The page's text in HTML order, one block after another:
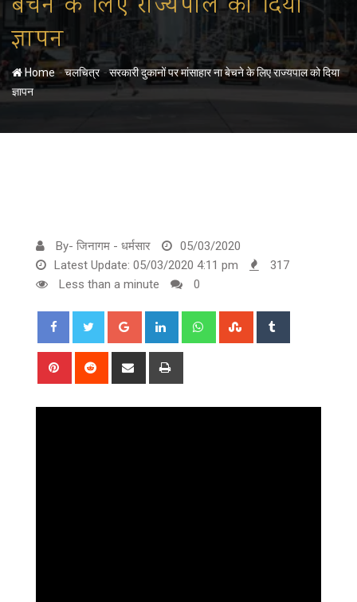
ज्ञापन
Home-चलचित्र-सरकारी दुकानों पर मांसाहार ना बेचने के लिए राज्यपाल को दिया
ज्ञापन
By- जिनागम - धर्मसार
05/03/2020
Latest Update: 05/03/2020 4:11 pm
317
Less than a minute
0
Google+ LinkedIn WhatsappStumbleUpon
Pinterest Reddit
Share